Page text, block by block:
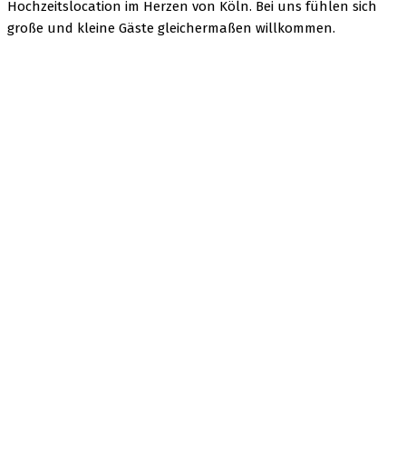
Hochzeitslocation im Herzen von Köln. Bei uns fühlen sich
große und kleine Gäste gleichermaßen willkommen.